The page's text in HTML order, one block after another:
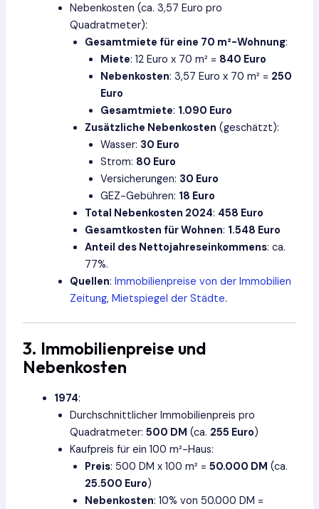
Nebenkosten (ca. 3,57 Euro pro
Quadratmeter):
Gesamtmiete für eine 70 m²-Wohnung:
Miete: 12 Euro x 70 m² = 840 Euro
Nebenkosten: 3,57 Euro x 70 m² = 250
Euro
Gesamtmiete: 1.090 Euro
Zusätzliche Nebenkosten (geschätzt):
Wasser: 30 Euro
Strom: 80 Euro
Versicherungen: 30 Euro
GEZ-Gebühren: 18 Euro
Total Nebenkosten 2024: 458 Euro
Gesamtkosten für Wohnen: 1.548 Euro
Anteil des Nettojahreseinkommens: ca.
77%.
Quellen: Immobilienpreise von der Immobilien
Zeitung, Mietspiegel der Städte.
3. Immobilienpreise und
Nebenkosten
1974:
Durchschnittlicher Immobilienpreis pro
Quadratmeter: 500 DM (ca. 255 Euro)
Kaufpreis für ein 100 m²-Haus:
Preis: 500 DM x 100 m² =50.000 DM (ca.
25.500 Euro)
Nebenkosten: 10% von 50.000 DM =